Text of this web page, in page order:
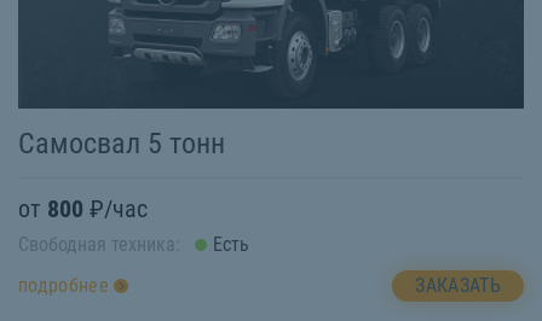
Самосвал 5 тонн
от 800 ₽/час
Свободная техника:
Есть
подробнее
ЗАКАЗАТЬ